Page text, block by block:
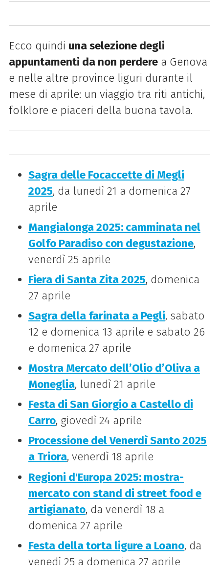
Ecco quindi una selezione degli
appuntamenti da non perderea Genova
e nelle altre province liguri durante il
mese di aprile: un viaggio tra riti antichi,
folklore e piaceri della buona tavola.
Sagra delle Focaccette di Megli
2025, da lunedì 21 a domenica 27
aprile
Mangialonga 2025: camminata nel
Golfo Paradiso con degustazione,
venerdì 25 aprile
Fiera di Santa Zita 2025, domenica
27 aprile
Sagra della farinata a Pegli, sabato
12 e domenica 13 aprile e sabato 26
e domenica 27 aprile
Mostra Mercato dell’Olio d’Oliva a
Moneglia, lunedì 21 aprile
Festa di San Giorgio a Castello di
Carro, giovedì 24 aprile
Processione del Venerdì Santo 2025
a Triora, venerdì 18 aprile
Regioni d'Europa 2025: mostra-
mercato con stand di street food e
artigianato, da venerdì 18 a
domenica 27 aprile
Festa della torta ligure a Loano, da
venedì 25 a domenica 27 aprile